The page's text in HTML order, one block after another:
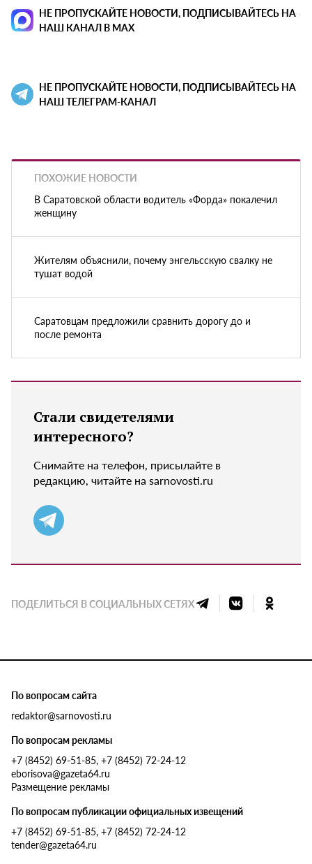
НЕ ПРОПУСКАЙТЕ НОВОСТИ, ПОДПИСЫВАЙТЕСЬ НА
НАШ КАНАЛ В MAX
НЕ ПРОПУСКАЙТЕ НОВОСТИ, ПОДПИСЫВАЙТЕСЬ НА
НАШ ТЕЛЕГРАМ-КАНАЛ
ПОХОЖИЕ НОВОСТИ
В Саратовской области водитель «Форда» покалечил
женщину
Жителям объяснили, почему энгельсскую свалку не
тушат водой
Саратовцам предложили сравнить дорогу до и
после ремонта
Стали свидетелями
интересного?
Снимайте на телефон, присылайте в
редакцию, читайте на sarnovosti.ru
ПОДЕЛИТЬСЯ В СОЦИАЛЬНЫХ СЕТЯХ
По вопросам сайта
redaktor@sarnovosti.ru
По вопросам рекламы
+7 (8452) 69-51-85, +7 (8452) 72-24-12
eborisova@gazeta64.ru
Размещение рекламы
По вопросам публикации официальных извещений
+7 (8452) 69-51-85, +7 (8452) 72-24-12
tender@gazeta64.ru